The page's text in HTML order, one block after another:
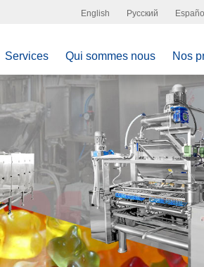
English Русский
Services Qui sommes nous Nos